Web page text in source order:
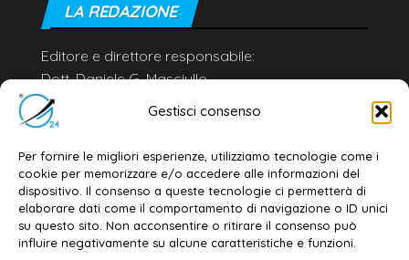
Gestisci consenso
Per fornire le migliori esperienze, utilizziamo tecnologie come i
cookie per memorizzare e/o accedere alle informazioni del
dispositivo. Il consenso a queste tecnologie ci permetterà di
elaborare dati come il comportamento di navigazione o ID unici
su questo sito. Non acconsentire o ritirare il consenso può
influire negativamente su alcune caratteristiche e funzioni.
LA REDAZIONE
Editore e direttore responsabile:
Dott. Daniele G. Masciullo
Email:
redazione@galatina24.it
Privacy policy–Cookie policy
© 2020-2026 | Galatina24 ®